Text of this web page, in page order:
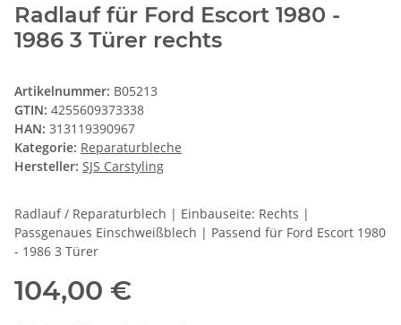
Radlauf für Ford Escort 1980 -
1986 3 Türer rechts
Artikelnummer: B05213
GTIN: 4255609373338
HAN: 313119390967
Kategorie: Reparaturbleche
Hersteller: SJS Carstyling
Radlauf / Reparaturblech | Einbauseite: Rechts |
Passgenaues Einschweißblech | Passend für Ford Escort 1980
- 1986 3 Türer
104,00 €